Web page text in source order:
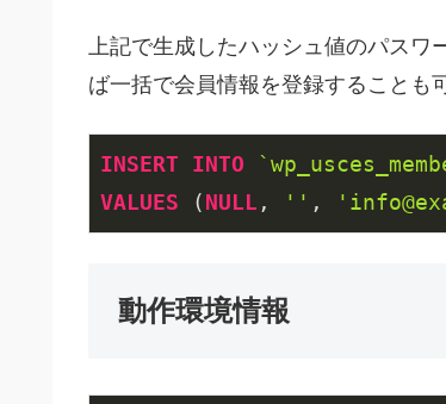
上記で生成したハッシュ値のパス
ば一括で会員情報を登録することも
INSERT INTO
VALUES (NULL , '' ,
動作環境情報